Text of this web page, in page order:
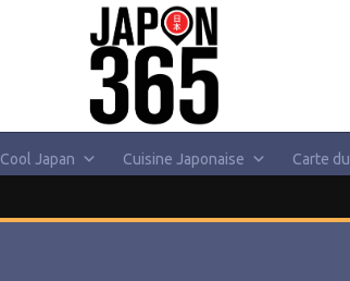
Cool Japan Cuisine Japonaise Carte